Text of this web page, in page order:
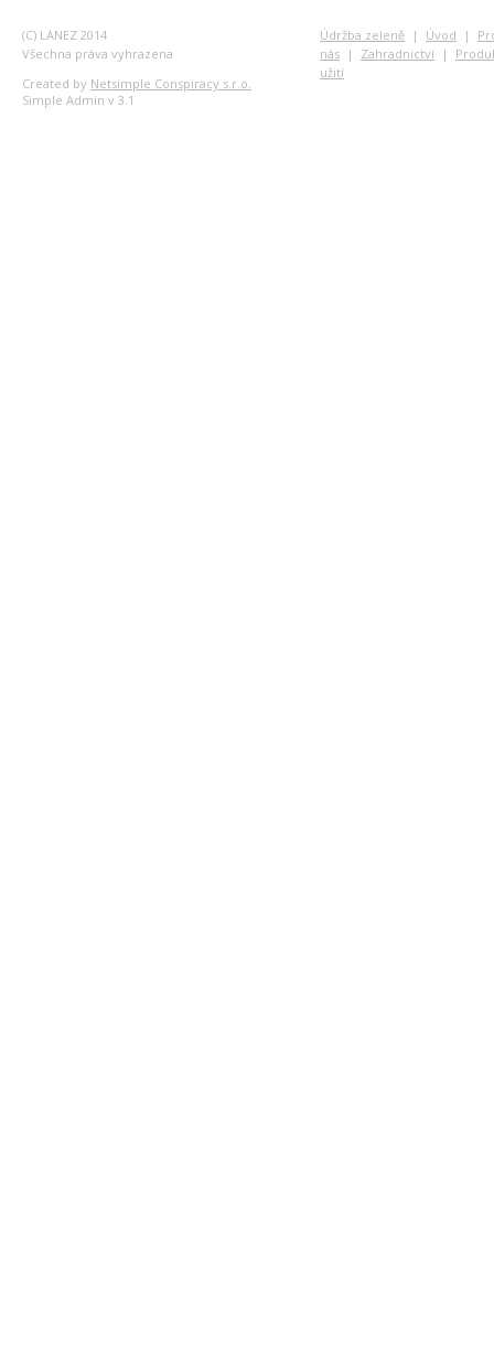
(C) LANEZ 2014
Všechna práva vyhrazena
Created by Netsimple Conspiracy s.r.o.
Simple Admin v 3.1
Údržba zeleně | Úvod |
nás | Zahradnictví |
užití